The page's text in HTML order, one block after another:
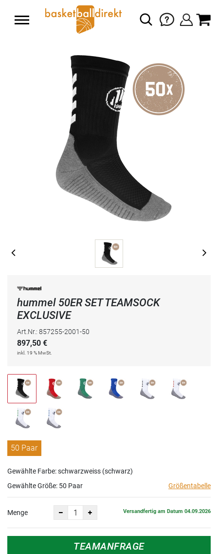
hummel 50ER SET TEAMSOCK
EXCLUSIVE
Art.Nr.: 857255-2001-50
897,50 €
inkl. 19 % MwSt.
50 Paar
Gewählte Farbe: schwarzweiss (schwarz)
Gewählte Größe: 50 Paar Größentabelle
Menge Versandfertig am Datum 04.09.2026
TEAMANFRAGE